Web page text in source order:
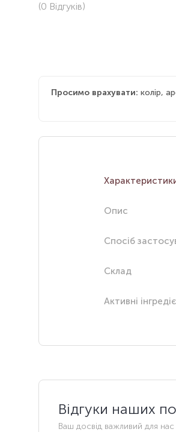
(0 Відгуків)
Просимо врахувати: колір,
Опис
Спосіб
Склад
Активні
Відгуки наших
Ваш досвід важливий для нас